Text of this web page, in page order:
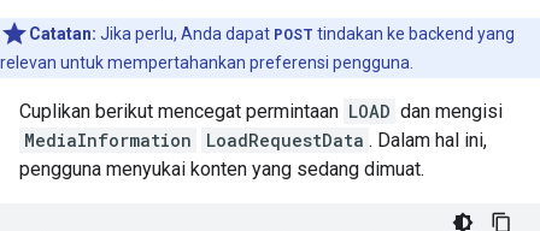
Catatan: Jika perlu, Anda dapat POST tindakan ke backend yang
relevan untuk mempertahankan preferensi pengguna.
Cuplikan berikut mencegat permintaan LOAD dan mengisi
MediaInformation
LoadRequestData . Dalam hal ini,
pengguna menyukai konten yang sedang dimuat.